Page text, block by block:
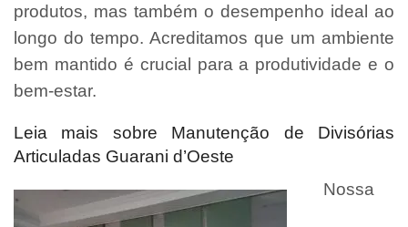
produtos, mas também o desempenho ideal ao
longo do tempo. Acreditamos que um ambiente
bem mantido é crucial para a produtividade e o
bem-estar.
Leia mais sobre Manutenção de Divisórias
Articuladas Guarani d’Oeste
Nossa